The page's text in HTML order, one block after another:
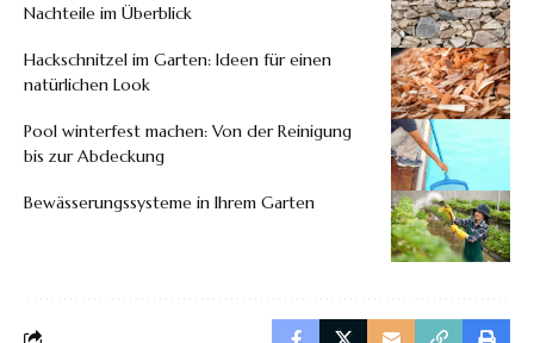
Nachteile im Überblick
Hackschnitzel im Garten: Ideen für einen
natürlichen Look
Pool winterfest machen: Von der Reinigung
bis zur Abdeckung
Bewässerungssysteme in Ihrem Garten